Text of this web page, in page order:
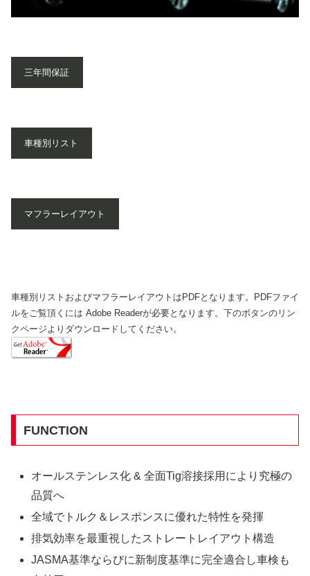
三年間保証
車種別リスト
マフラーレイアウト
車種別リストおよびマフラーレイアウトはPDFとなります。PDFファイ
ルをご覧頂くには Adobe Readerが必要となります。下のボタンのリン
クページよりダウンロードしてください。
FUNCTION
オールステンレス化 & 全面Tig溶接採用により究極の
品質へ
全域でトルク＆レスポンスに優れた特性を発揮
排気効率を最重視したストレートレイアウト構造
JASMA基準ならびに新制度基準に完全適合し車検も